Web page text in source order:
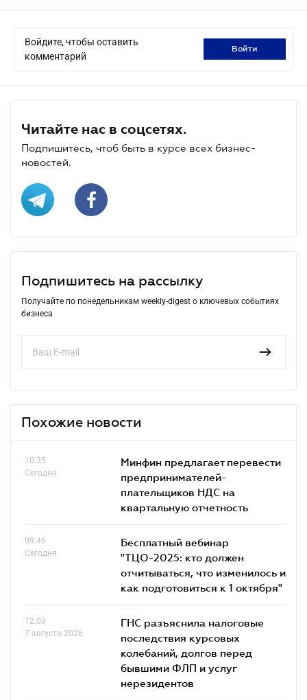
Войдите, чтобы оставить
комментарий
войти
Читайте нас в соцсетях.
Подпишитесь, чтоб быть в курсе всех бизнес-
новостей.
Подпишитесь на рассылку
Получайте по понедельникам weekly-digest о ключевых событиях
бизнеса
Похожие новости
10.35
Сегодня
Минфин предлагает перевести
предпринимателей-
плательщиков НДС на
квартальную отчетность
09.46
Сегодня
Бесплатный вебинар
"ТЦО-2025: кто должен
отчитываться, что изменилось и
как подготовиться к 1 октября"
12.09
7 августа 2026
ГНС разъяснила налоговые
последствия курсовых
колебаний, долгов перед
бывшими ФЛП и услуг
нерезидентов